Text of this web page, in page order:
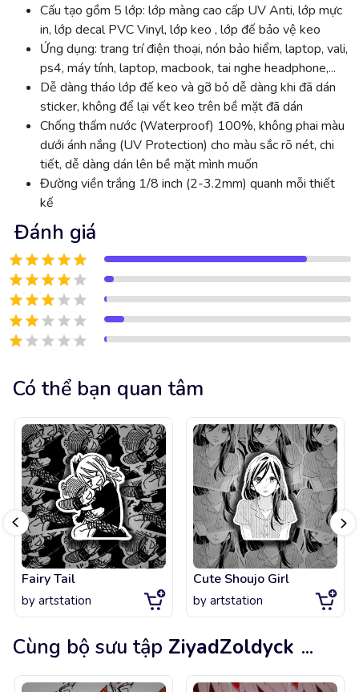
Cấu tạo gồm 5 lớp: lớp màng cao cấp UV Anti, lớp mực
in, lớp decal PVC Vinyl, lớp keo , lớp đế bảo vệ keo
Ứng dụng: trang trí điện thoại, nón bảo hiểm, laptop, vali,
ps4, máy tính, laptop, macbook, tai nghe headphone,...
Dễ dàng tháo lớp đế keo và gỡ bỏ dễ dàng khi đã dán
sticker, không để lại vết keo trên bề mặt đã dán
Chống thấm nước (Waterproof) 100%, không phai màu
dưới ánh nắng (UV Protection) cho màu sắc rõ nét, chi
tiết, dễ dàng dán lên bề mặt mình muốn
Đường viền trắng 1/8 inch (2-3.2mm) quanh mỗi thiết
kế
Đánh giá
Có thể bạn quan tâm
Fairy Tail
by artstation
Cute Shoujo Girl
by artstation
Cùng bộ sưu tập ZiyadZoldyck ...